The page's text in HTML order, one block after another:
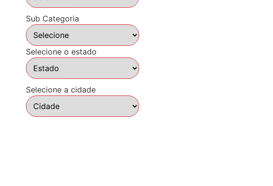
Sub Categoria
Selecione o estado
Selecione a cidade